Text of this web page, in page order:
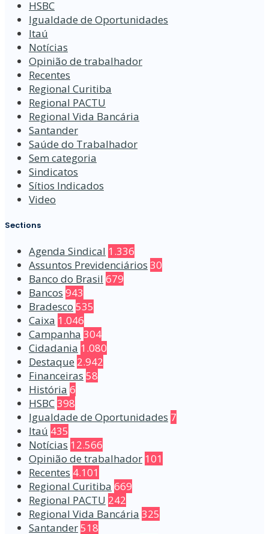
HSBC
Igualdade de Oportunidades
Itaú
Notícias
Opinião de trabalhador
Recentes
Regional Curitiba
Regional PACTU
Regional Vida Bancária
Santander
Saúde do Trabalhador
Sem categoria
Sindicatos
Sítios Indicados
Video
Sections
Agenda Sindical 1.336
Assuntos Previdenciários 30
Banco do Brasil 679
Bancos 943
Bradesco 535
Caixa 1.046
Campanha 304
Cidadania 1.080
Destaque 2.942
Financeiras 58
História 6
HSBC398
Igualdade de Oportunidades 7
Itaú 435
Notícias 12.566
Opinião de trabalhador 101
Recentes 4.101
Regional Curitiba 669
Regional PACTU 242
Regional Vida Bancária 325
Santander518